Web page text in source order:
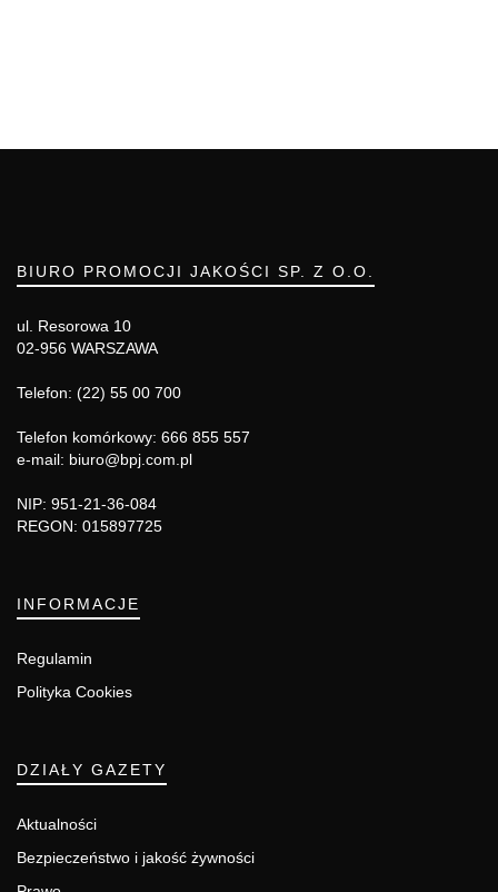
BIURO PROMOCJI JAKOŚCI SP. Z O.O.
ul. Resorowa 10
02-956 WARSZAWA
Telefon: (22) 55 00 700
Telefon komórkowy: 666 855 557
e-mail: biuro@bpj.com.pl
NIP: 951-21-36-084
REGON: 015897725
INFORMACJE
Regulamin
Polityka Cookies
DZIAŁY GAZETY
Aktualności
Bezpieczeństwo i jakość żywności